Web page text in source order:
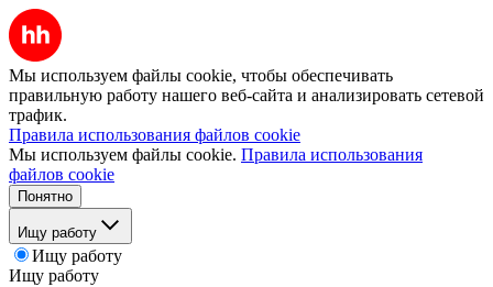
Мы используем файлы cookie, чтобы обеспечивать
правильную работу нашего веб-сайта и анализировать сетевой
трафик.
Правила использования файлов cookie
Мы используем файлы cookie. Правила использования
файлов cookie
Понятно
Ищу работу
Ищу работу
Ищу работу